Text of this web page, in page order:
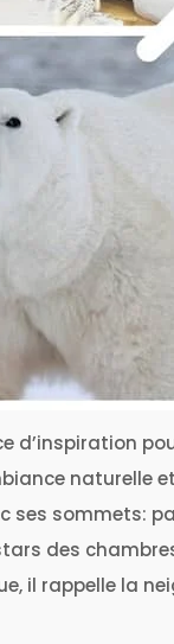
d’inspiration
naturelle et
ses sommets:
des
il rappelle la